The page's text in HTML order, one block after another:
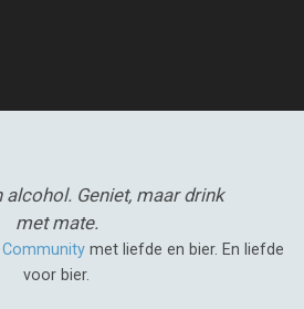
alcohol. Geniet, maar drink
met mate.
Community met liefde en bier. En liefde
voor bier.